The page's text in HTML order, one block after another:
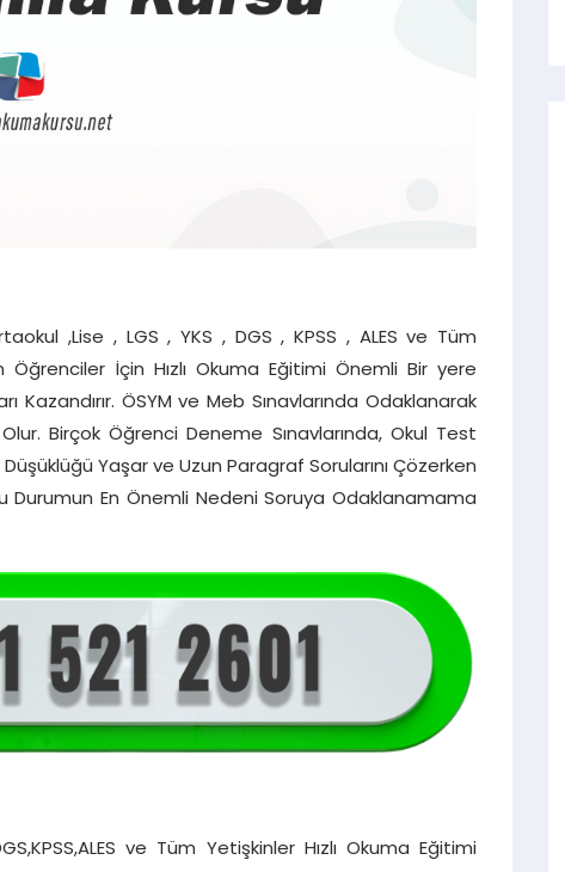
,Lise , LGS , YKS , DGS , KPSS , ALES ve Tüm
Öğrenciler İçin Hızlı Okuma Eğitimi Önemli Bir yere
Kazandırır. ÖSYM ve Meb Sınavlarında Odaklanarak
Birçok Öğrenci Deneme Sınavlarında, Okul Test
Düşüklüğü Yaşar ve Uzun Paragraf Sorularını Çözerken
Durumun En Önemli Nedeni Soruya Odaklanamama
ve Tüm Yetişkinler Hızlı Okuma Eğitimi